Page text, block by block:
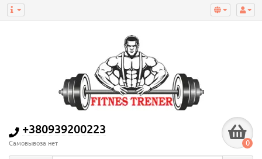
+380939200223
Самовывоза нет 0